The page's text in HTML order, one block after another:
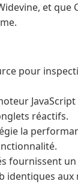
et
pour
réactifs.
la
fournissent
aux